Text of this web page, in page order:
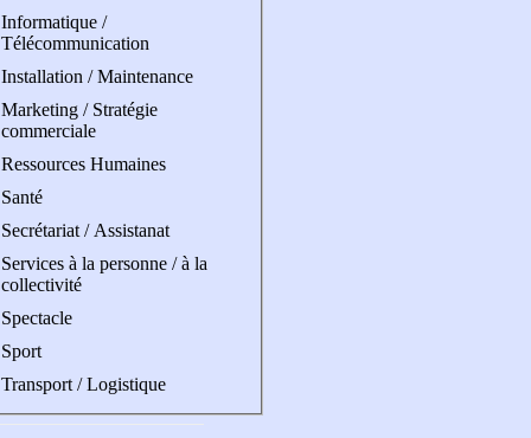
Informatique /
Télécommunication
Installation / Maintenance
Marketing / Stratégie
commerciale
Ressources Humaines
Santé
Secrétariat / Assistanat
Services à la personne / à la
collectivité
Spectacle
Sport
Transport / Logistique